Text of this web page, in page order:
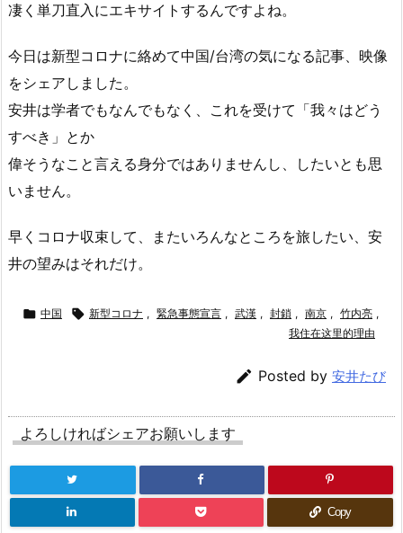
凄く単刀直入にエキサイトするんですよね。
今日は新型コロナに絡めて中国/台湾の気になる記事、映像
をシェアしました。
安井は学者でもなんでもなく、これを受けて「我々はどう
すべき」とか
偉そうなこと言える身分ではありませんし、したいとも思
いません。
早くコロナ収束して、またいろんなところを旅したい、安
井の望みはそれだけ。
 中国  新型コロナ , 緊急事態宣言 , 武漢 , 封鎖 , 南京 , 竹内亮 ,
我住在这里的理由
 Posted by 安井たび
よろしければシェアお願いします
Copy